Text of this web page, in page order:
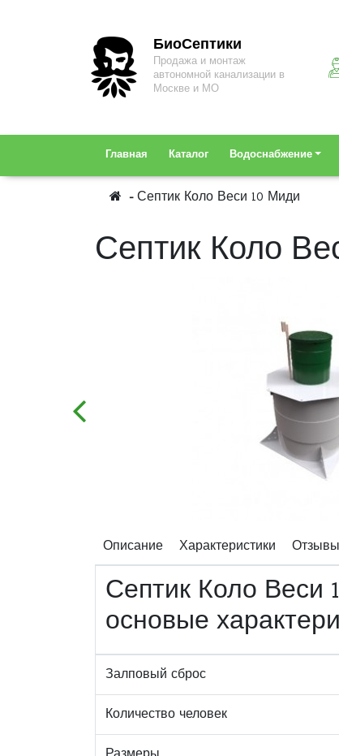
БиоСептики
Продажа и монтаж
автономной канализации в
Москве и МО
Главная Каталог Водоснабжение
Септик Коло Веси 10 Миди
Септик Коло
Описание Характеристики Отзывы
Септик Коло Веси
основые
Залповый сброс
Количество человек